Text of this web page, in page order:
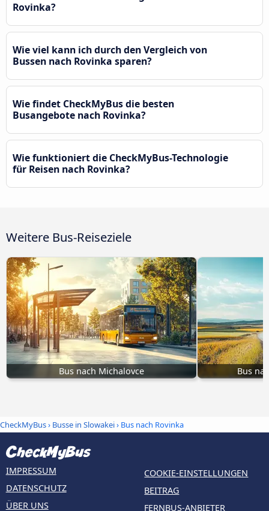
Rovinka?
Wie viel kann ich durch den Vergleich von
Bussen nach Rovinka sparen?
Wie findet CheckMyBus die besten
Busangebote nach Rovinka?
Wie funktioniert die CheckMyBus-Technologie
für Reisen nach Rovinka?
Weitere Bus-Reiseziele
Bus nach Michalovce Bus
CheckMyBus› Busse in Slowakei› Bus nach Rovinka
IMPRESSUM
DATENSCHUTZ
ÜBER UNS
COOKIE-EINSTELLUNGEN
BEITRAG
FERNBUS-ANBIETER